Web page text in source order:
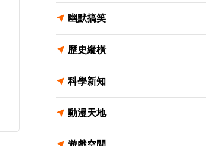
幽默搞笑
歷史縱橫
科學新知
動漫天地